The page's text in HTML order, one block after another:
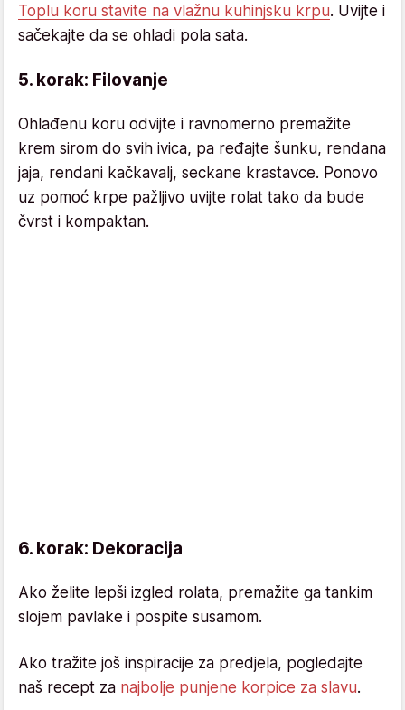
Toplu koru stavite na vlažnu kuhinjsku krpu. Uvijte i
sačekajte da se ohladi pola sata.
5. korak: Filovanje
Ohlađenu koru odvijte i ravnomerno premažite
krem sirom do svih ivica, pa ređajte šunku, rendana
jaja, rendani kačkavalj, seckane krastavce. Ponovo
uz pomoć krpe pažljivo uvijte rolat tako da bude
čvrst i kompaktan.
6. korak: Dekoracija
Ako želite lepši izgled rolata, premažite ga tankim
slojem pavlake i pospite susamom.
Ako tražite još inspiracije za predjela, pogledajte
naš recept za najbolje punjene korpice za slavu.